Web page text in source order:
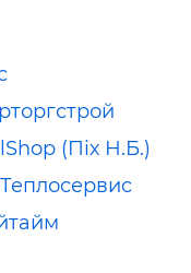
(Піх Н.Б.)